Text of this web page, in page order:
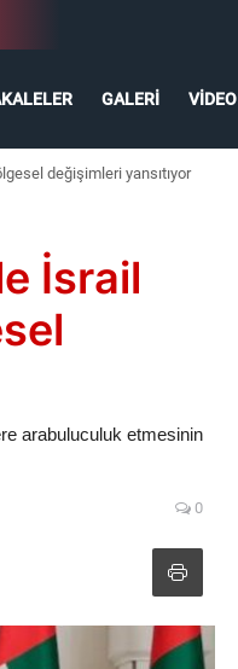
GALERI VIDEO
değişimleri yansıtıyor
İsrail
arabuluculuk etmesinin
0